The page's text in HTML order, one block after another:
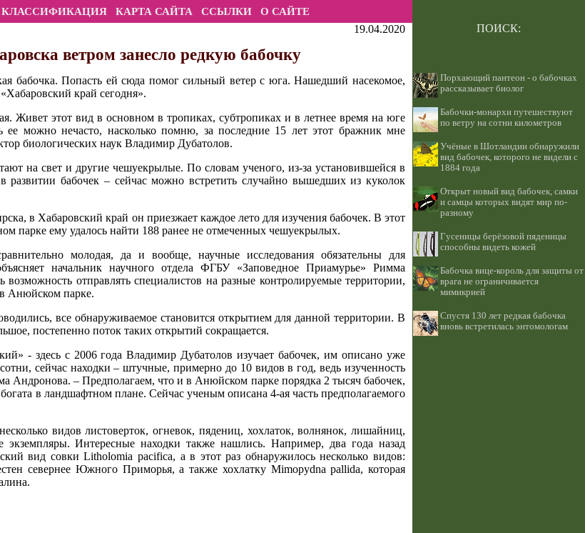
КЛАССИФИКАЦИЯ КАРТА САЙТА ССЫЛКИ О САЙТЕ
19.04.2020
ветром занесло редкую бабочку
бабочка. Попасть ей сюда помог сильный ветер с юга. Нашедший насекомое,
край сегодня».
Живет этот вид в основном в тропиках, субтропиках и в летнее время на юге
ее можно нечасто, насколько помню, за последние 15 лет этот бражник мне
биологических наук Владимир Дубатолов.
на свет и другие чешуекрылые. По словам ученого, из-за установившейся в
бабочек – сейчас можно встретить случайно вышедших из куколок
в Хабаровский край он приезжает каждое лето для изучения бабочек. В этот
парке ему удалось найти 188 ранее не отмеченных чешуекрылых.
молодая, да и вообще, научные исследования обязательны для
начальник научного отдела ФГБУ «Заповедное Приамурье» Римма
отправлять специалистов на разные контролируемые территории,
Анюйском парке.
все обнаруживаемое становится открытием для данной территории. В
постепенно поток таких открытий сокращается.
- здесь с 2006 года Владимир Дубатолов изучает бабочек, им описано уже
сейчас находки – штучные, примерно до 10 видов в год, ведь изученность
Андронова. – Предполагаем, что и в Анюйском парке порядка 2 тысяч бабочек,
в ландшафтном плане. Сейчас ученым описана 4-ая часть предполагаемого
видов листоверток, огневок, пядениц, хохлаток, волнянок, лишайниц,
Интересные находки также нашлись. Например, два года назад
вид совки Litholomia pacifica, а в этот раз обнаружилось несколько видов:
севернее Южного Приморья, а также хохлатку Mimopydna pallida, которая
ПОИСК:
Порхающий пантеон - о бабочках
рассказывает биолог
Бабочки-монархи путешествуют
по ветру на сотни километров
Учёные в Шотландии обнаружили
вид бабочек, которого не видели с
1884 года
Открыт новый вид бабочек, самки
и самцы которых видят мир по-
разному
Гусеницы берёзовой пяденицы
способны видеть кожей
Бабочка вице-король для защиты от
врага не ограничивается
мимикрией
Спустя 130 лет редкая бабочка
вновь встретилась энтомологам